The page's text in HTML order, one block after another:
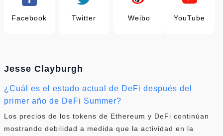
Facebook Twitter Weibo YouTube
Jesse Clayburgh
¿Cuál es el estado actual de DeFi después del
primer año de DeFi Summer?
Los precios de los tokens de Ethereum y DeFi continúan
mostrando debilidad a medida que la actividad en la